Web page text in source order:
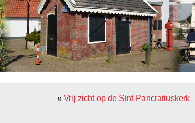
« Vrij zicht op de Sint-Pancratiuskerk